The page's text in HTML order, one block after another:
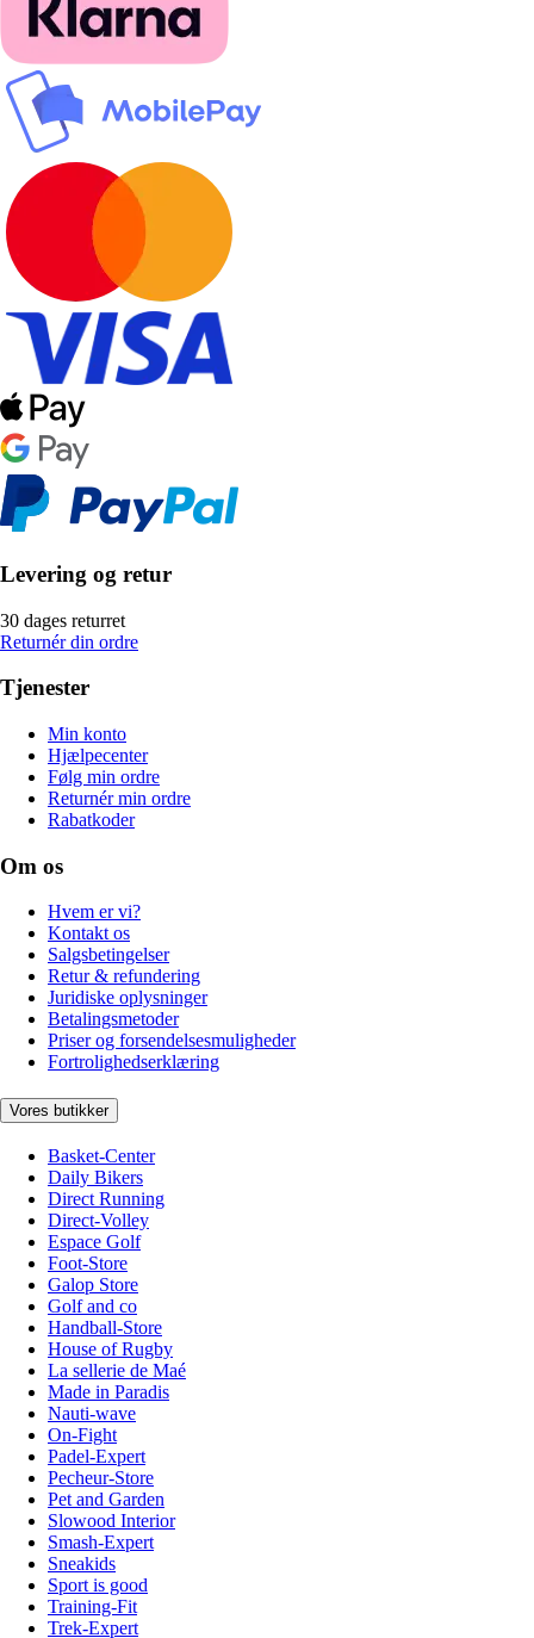
Levering og retur
30 dages returret
Returnér din ordre
Tjenester
Min konto
Hjælpecenter
Følg min ordre
Returnér min ordre
Rabatkoder
Om os
Hvem er vi?
Kontakt os
Salgsbetingelser
Retur & refundering
Juridiske oplysninger
Betalingsmetoder
Priser og forsendelsesmuligheder
Fortrolighedserklæring
Vores butikker
Basket-Center
Daily Bikers
Direct Running
Direct-Volley
Espace Golf
Foot-Store
Galop Store
Golf and co
Handball-Store
House of Rugby
La sellerie de Maé
Made in Paradis
Nauti-wave
On-Fight
Padel-Expert
Pecheur-Store
Pet and Garden
Slowood Interior
Smash-Expert
Sneakids
Sport is good
Training-Fit
Trek-Expert